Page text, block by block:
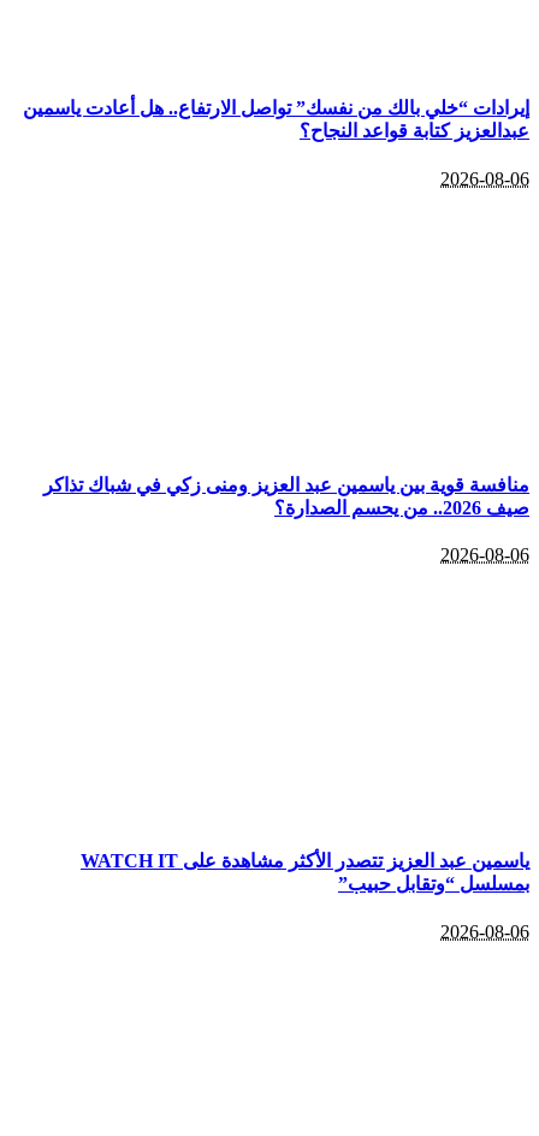
إيرادات “خلي بالك من نفسك” تواصل الارتفاع.. هل أعادت ياسمين
عبدالعزيز كتابة قواعد النجاح؟
2026-08-06
منافسة قوية بين ياسمين عبد العزيز ومنى زكي في شباك تذاكر
صيف 2026.. من يحسم الصدارة؟
2026-08-06
ياسمين عبد العزيز تتصدر الأكثر مشاهدة على WATCH IT
بمسلسل “وتقابل حبيب”
2026-08-06